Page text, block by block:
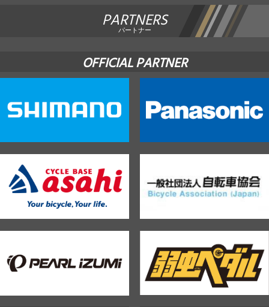
PARTNERS
パートナー
OFFICIAL PARTNER